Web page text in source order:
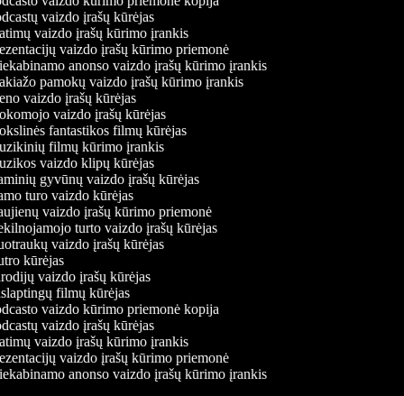
vaizdo įrašų kūrėjas
vaizdo įrašų kūrimo įrankis
vaizdo įrašų kūrimo priemonė
anonso vaizdo įrašų kūrimo įrankis
pamokų vaizdo įrašų kūrimo įrankis
vaizdo įrašų kūrėjas
vaizdo įrašų kūrėjas
fantastikos filmų kūrėjas
filmų kūrimo įrankis
vaizdo klipų kūrėjas
gyvūnų vaizdo įrašų kūrėjas
turo vaizdo kūrėjas
vaizdo įrašų kūrimo priemonė
turto vaizdo įrašų kūrėjas
vaizdo įrašų kūrėjas
kūrėjas
vaizdo įrašų kūrėjas
filmų kūrėjas
vaizdo kūrimo priemonė kopija
vaizdo įrašų kūrėjas
vaizdo įrašų kūrimo įrankis
vaizdo įrašų kūrimo priemonė
anonso vaizdo įrašų kūrimo įrankis